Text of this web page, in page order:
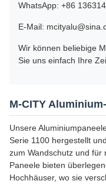
WhatsApp: +86
E-Mail:
Wir können beliebige
Sie uns einfach Ihre
M-CITY
Unsere
Serie 1100 hergestellt
zum Wandschutz und für
Paneele bieten
Hochhäuser, wo sie